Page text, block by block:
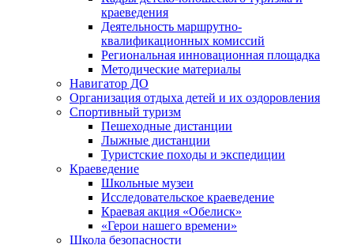
краеведения
Деятельность маршрутно-
квалификационных комиссий
Региональная инновационная площадка
Методические материалы
Навигатор ДО
Организация отдыха детей и их оздоровления
Спортивный туризм
Пешеходные дистанции
Лыжные дистанции
Туристские походы и экспедиции
Краеведение
Школьные музеи
Исследовательское краеведение
Краевая акция «Обелиск»
«Герои нашего времени»
Школа безопасности